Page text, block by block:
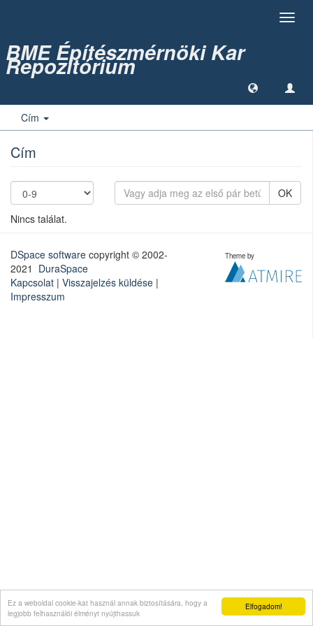
Elfogadom!
Ez a weboldal cookie-kat használ annak biztosítására, hogy a
legjobb felhasználói élményt nyújthassuk
BME Építészmérnöki Kar
Repozitórium
Cím
Cím
OK
Nincs találat.
DSpace software copyright © 2002-
2021 DuraSpace
Kapcsolat | Visszajelzés küldése |
Impresszum
Theme by